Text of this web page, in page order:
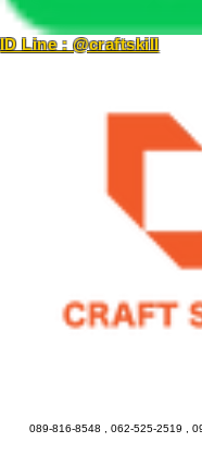
ID Line : @craftskill
089-816-8548 , 062-525-2519 ,